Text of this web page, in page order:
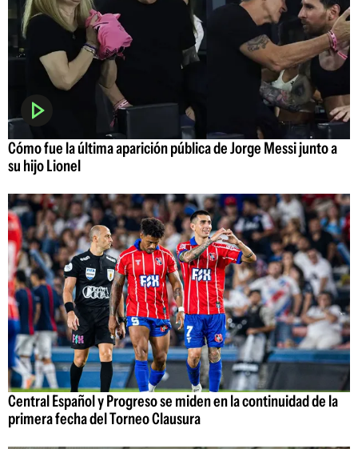
Cómo fue la última aparición pública de Jorge Messi junto a
su hijo Lionel
Central Español y Progreso se miden en la continuidad de la
primera fecha del Torneo Clausura